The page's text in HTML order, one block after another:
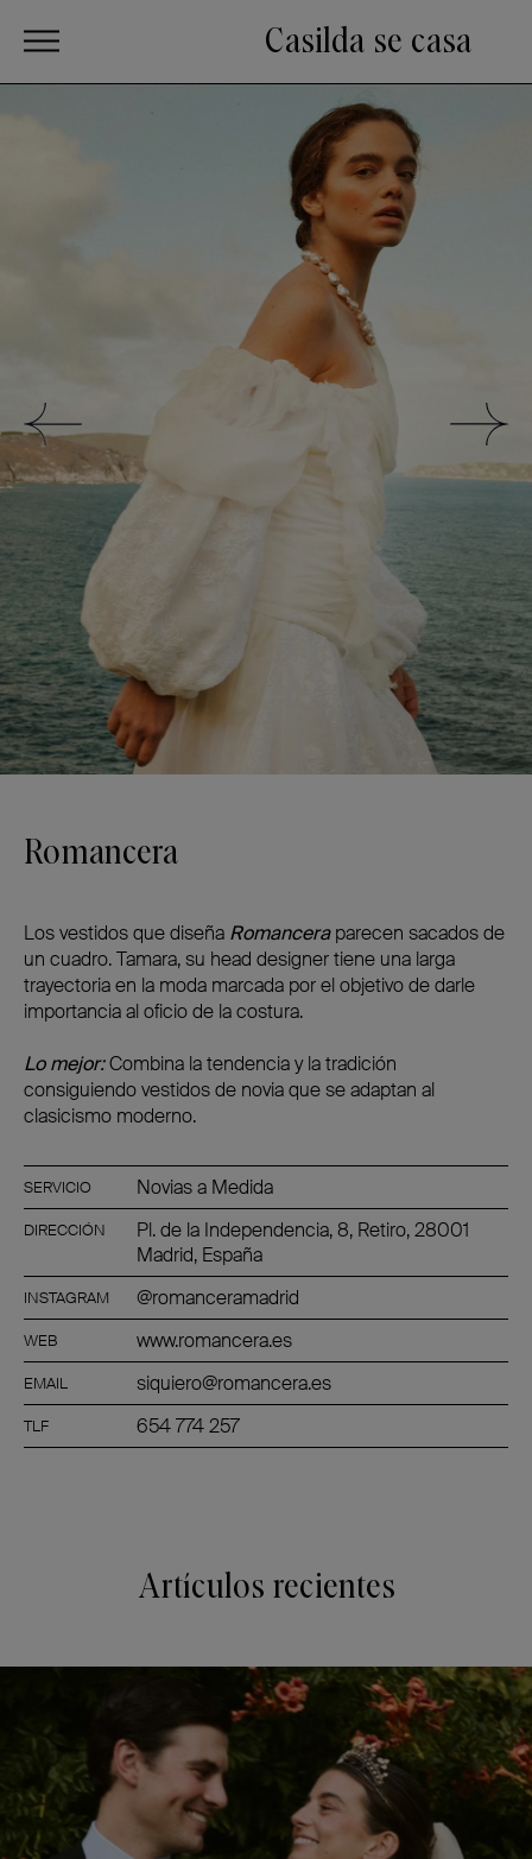
Casilda se casa
Romancera
Los vestidos que diseña Romanceraparecen sacados de
un cuadro. Tamara, su head designer tiene una larga
trayectoria en la moda marcada por el objetivo de darle
importancia al oficio de la costura.
Lo mejor:Combina la tendencia y la tradición
consiguiendo vestidos de novia que se adaptan al
clasicismo moderno.
SERVICIO Novias a Medida
DIRECCIÓN
Pl. de la Independencia, 8, Retiro, 28001
Madrid, España
INSTAGRAM @romanceramadrid
WEB www.romancera.es
EMAIL siquiero@romancera.es
TLF 654 774 257
Artículos recientes